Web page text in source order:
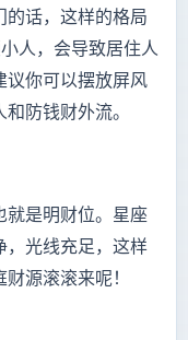
话，这样的格局
人，会导致居住人
议你可以摆放屏风
防钱财外流。
是明财位。星座
，光线充足，这样
源滚滚来呢！